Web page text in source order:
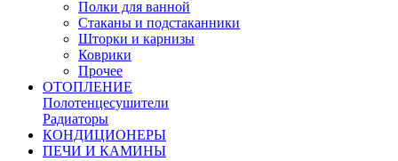
Полки для ванной
Стаканы и подстаканники
Шторки и карнизы
Коврики
Прочее
ОТОПЛЕНИЕ
Полотенцесушители
Радиаторы
КОНДИЦИОНЕРЫ
ПЕЧИ И КАМИНЫ